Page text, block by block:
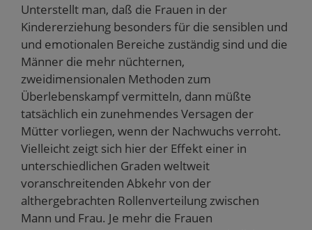
Unterstellt man, daß die Frauen in der
Kindererziehung besonders für die sensiblen und
und emotionalen Bereiche zuständig sind und die
Männer die mehr nüchternen,
zweidimensionalen Methoden zum
Überlebenskampf vermitteln, dann müßte
tatsächlich ein zunehmendes Versagen der
Mütter vorliegen, wenn der Nachwuchs verroht.
Vielleicht zeigt sich hier der Effekt einer in
unterschiedlichen Graden weltweit
voranschreitenden Abkehr von der
althergebrachten Rollenverteilung zwischen
Mann und Frau. Je mehr die Frauen